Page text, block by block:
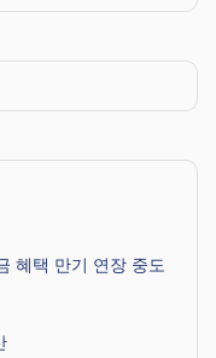
혜택 만기 연장 중도